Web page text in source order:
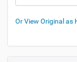
Or View Original as